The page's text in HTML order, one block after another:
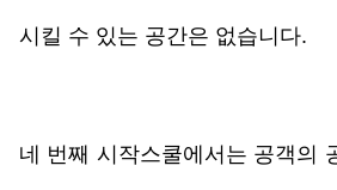
시킬 수 있는 공간은 없습니다.
네 번째 시작스쿨에서는 공객의